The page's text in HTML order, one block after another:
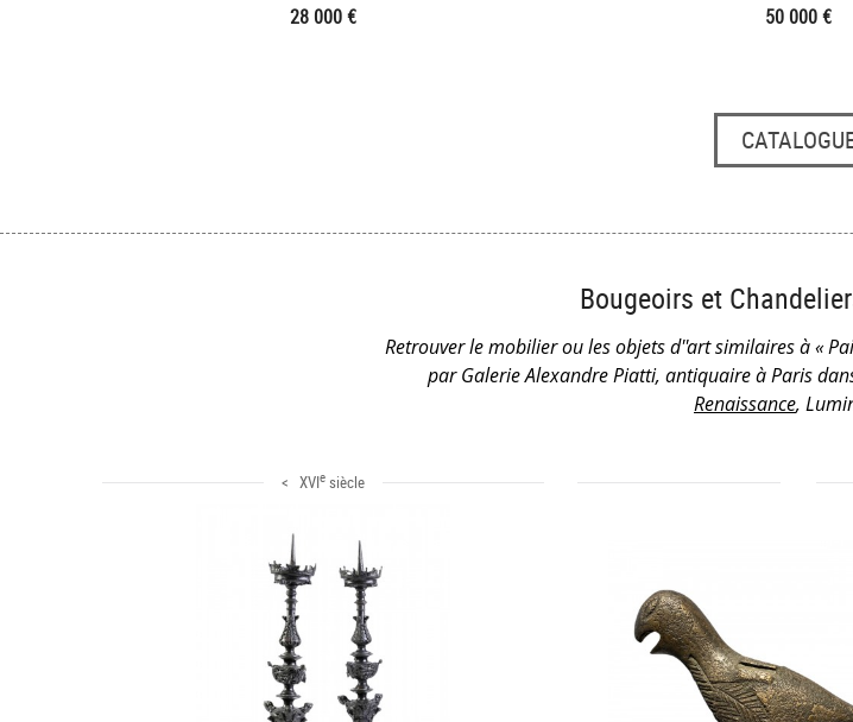
28 000 € 50 000 €
Bougeoirs et
Retrouver le mobilier ou les objets d''art similaires à «
par Galerie Alexandre Piatti, antiquaire à Paris
Renaissance,
< XVIe siècle